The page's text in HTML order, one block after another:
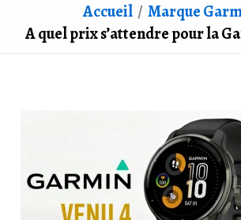
Accueil
Marque
A quel prix s’attendre pour la